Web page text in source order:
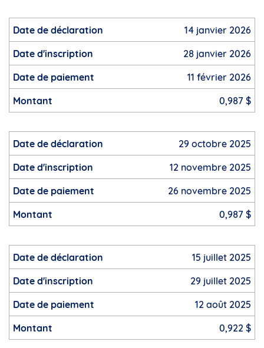
14 janvier 2026
28 janvier 2026
11 février 2026
0,987 $
29 octobre 2025
12 novembre 2025
26 novembre 2025
0,987 $
15 juillet 2025
29 juillet 2025
12 août 2025
0,922 $